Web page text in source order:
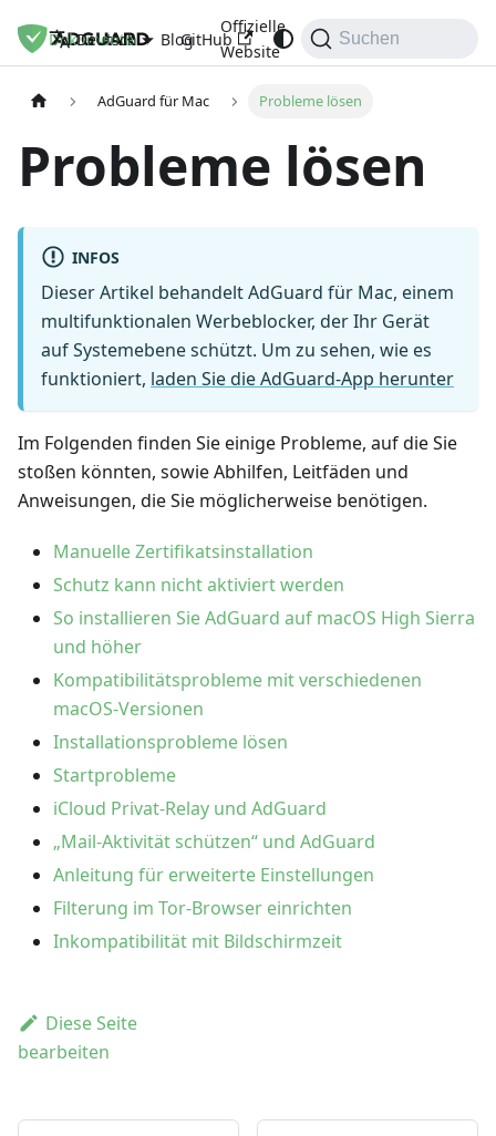
Dokumente Blog
Offizielle
Website
Deutsch GitHub Suchen
AdGuard für Mac Probleme lösen
Probleme lösen
INFOS
Dieser Artikel behandelt AdGuard für Mac, einem
multifunktionalen Werbeblocker, der Ihr Gerät
auf Systemebene schützt. Um zu sehen, wie es
funktioniert, laden Sie die AdGuard-App herunter
Im Folgenden finden Sie einige Probleme, auf die Sie
stoßen könnten, sowie Abhilfen, Leitfäden und
Anweisungen, die Sie möglicherweise benötigen.
Manuelle Zertifikatsinstallation
Schutz kann nicht aktiviert werden
So installieren Sie AdGuard auf macOS High Sierra
und höher
Kompatibilitätsprobleme mit verschiedenen
macOS-Versionen
Installationsprobleme lösen
Startprobleme
iCloud Privat-Relay und AdGuard
„Mail-Aktivität schützen“ und AdGuard
Anleitung für erweiterte Einstellungen
Filterung im Tor-Browser einrichten
Inkompatibilität mit Bildschirmzeit
Diese Seite
bearbeiten